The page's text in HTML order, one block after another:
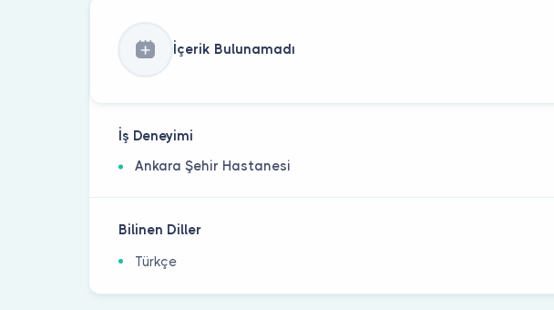
İçerik Bulunamadı
İş Deneyimi
Ankara Şehir Hastanesi
Bilinen Diller
Türkçe